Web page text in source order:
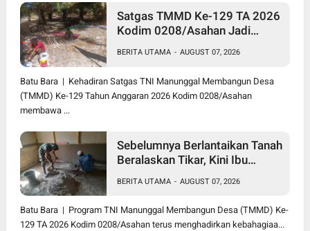
Satgas TMMD Ke-129 TA 2026
Kodim 0208/Asahan Jadi
Maghribi yang Mulai Rapuh
BERITA UTAMA - AUGUST 07, 2026
Batu Bara | Kehadiran Satgas TNI Manunggal Membangun Desa
(TMMD) Ke-129 Tahun Anggaran 2026 Kodim 0208/Asahan
membawa ...
Sebelumnya Berlantaikan Tanah
Beralaskan Tikar, Kini Ibu
yang Layak Berkat Satgas
TMMD Ke-129 Kodim
0208/Asahan
BERITA UTAMA - AUGUST 07, 2026
Batu Bara | Program TNI Manunggal Membangun Desa (TMMD) Ke-
129 TA 2026 Kodim 0208/Asahan terus menghadirkan kebahagiaa...